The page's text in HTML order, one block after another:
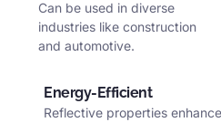
Can be used in diverse
industries like construction
and automotive.
Energy-Efficient
Reflective properties